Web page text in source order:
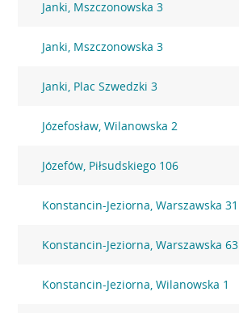
Janki, Mszczonowska 3
Janki, Mszczonowska 3
Janki, Plac Szwedzki 3
Józefosław, Wilanowska 2
Józefów, Piłsudskiego 106
Konstancin-Jeziorna, Warszawska 31
Konstancin-Jeziorna, Warszawska 63
Konstancin-Jeziorna, Wilanowska 1